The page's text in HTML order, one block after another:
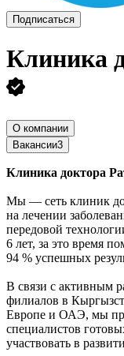
Подписаться
Клиника
О компании
Вакансии3
Клиника доктора
Мы — сеть клиник
на лечении
передовой
6 лет, за это время
94 % успешных
В связи с активным
филиалов в
Европе и ОАЭ, мы
специалистов
участвовать в